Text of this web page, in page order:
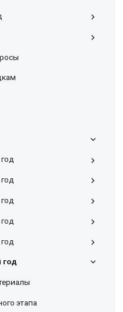
год
этапа